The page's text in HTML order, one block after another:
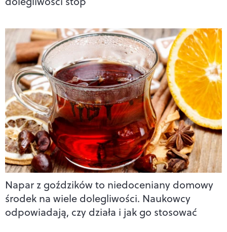
Napar z goździków to niedoceniany domowy
środek na wiele dolegliwości. Naukowcy
odpowiadają, czy działa i jak go stosować